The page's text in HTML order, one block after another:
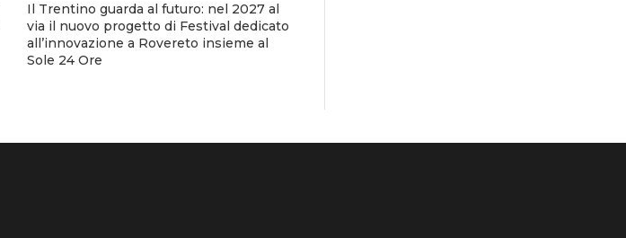
Il Trentino guarda al futuro: nel 2027 al
via il nuovo progetto di Festival dedicato
all’innovazione a Rovereto insieme al
Sole 24 Ore